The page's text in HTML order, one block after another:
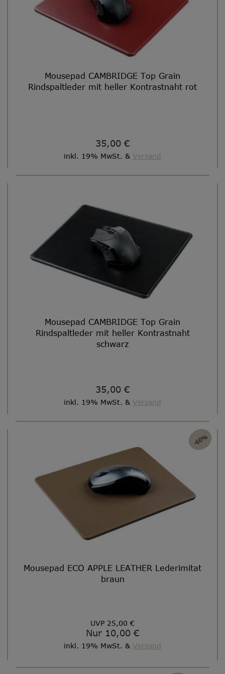
Mousepad CAMBRIDGE Top Grain
Rindspaltleder mit heller Kontrastnaht rot
35,00 €
inkl. 19% MwSt. & Versand
Mousepad CAMBRIDGE Top Grain
Rindspaltleder mit heller Kontrastnaht
schwarz
35,00 €
inkl. 19% MwSt. & Versand
-60%
Mousepad ECO APPLE LEATHER Lederimitat
braun
UVP 25,00 €
Nur 10,00 €
inkl. 19% MwSt. & Versand